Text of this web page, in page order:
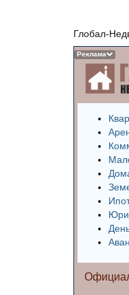
Реклама
Глобал-